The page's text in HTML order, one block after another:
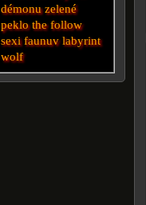
démonu zelené
peklo the follow
sexi faunuv labyrint
wolf